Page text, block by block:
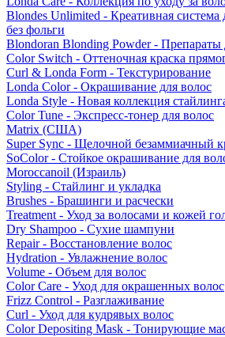
Blondes Unlimited - Креативная система
без фольги
Blondoran Blonding Powder - Препараты
Color Switch - Оттеночная краска
Curl & Londa Form - Текстурирование
Londa Color - Окрашивание для волос
Londa Style - Новая коллекция
Color Tune - Экспресс-тонер для волос
Matrix (США)
Super Sync - Щелочной безаммиачный
SoColor - Стойкое окрашивание для
Moroccanoil (Израиль)
Styling - Стайлинг и укладка
Brushes - Брашинги и расчески
Treatment - Уход за волосами и кожей
Dry Shampoo - Сухие шампуни
Repair - Восстановление волос
Hydration - Увлажнение волос
Volume - Объем для волос
Color Care - Уход для окрашенных волос
Frizz Control - Разглаживание
Curl - Уход для кудрявых волос
Color Depositing Mask - Тонирующие